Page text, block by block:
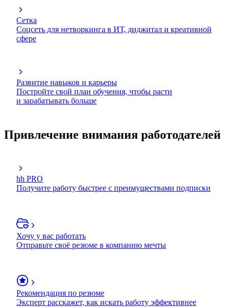
Сетка
Соцсеть для нетворкинга в ИТ, диджитал и креативной
сфере
Развитие навыков и карьеры
Постройте свой план обучения, чтобы расти
и зарабатывать больше
Привлечение внимания работодателей
hh PRO
Получите работу быстрее с преимуществами подписки
Хочу у вас работать
Отправьте своё резюме в компанию мечты
Рекомендация по резюме
Эксперт расскажет, как искать работу эффективнее